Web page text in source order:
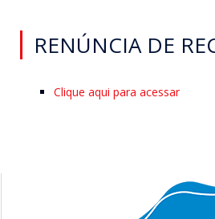
RENÚNCIA DE
Clique aqui para acessar